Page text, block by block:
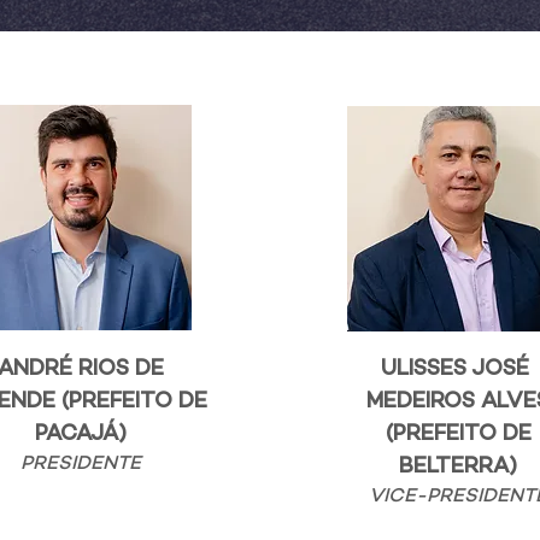
RIOS DE
(PREFEITO DE
PACAJÁ)
PRESIDENTE
ULISSES JOSÉ
MEDEIROS
(PREFEITO DE
BELTERRA)
VICE-